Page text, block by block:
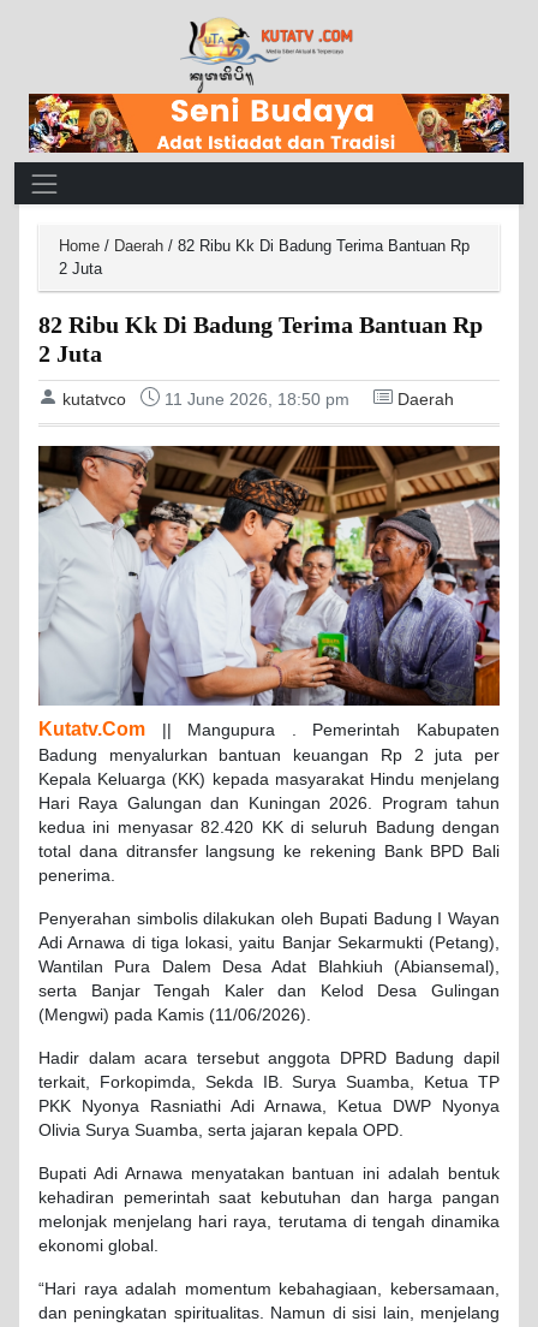
Main Navigation
Home / Daerah / 82 Ribu Kk Di Badung Terima Bantuan Rp
2 Juta
82 Ribu Kk Di Badung Terima Bantuan Rp
2 Juta
kutatvco 11 June 2026, 18:50 pm Daerah
Kutatv.Com
|| Mangupura . Pemerintah Kabupaten
Badung menyalurkan bantuan keuangan Rp 2 juta per
Kepala Keluarga (KK) kepada masyarakat Hindu menjelang
Hari Raya Galungan dan Kuningan 2026. Program tahun
kedua ini menyasar 82.420 KK di seluruh Badung dengan
total dana ditransfer langsung ke rekening Bank BPD Bali
penerima.
Penyerahan simbolis dilakukan oleh Bupati Badung I Wayan
Adi Arnawa di tiga lokasi, yaitu Banjar Sekarmukti (Petang),
Wantilan Pura Dalem Desa Adat Blahkiuh (Abiansemal),
serta Banjar Tengah Kaler dan Kelod Desa Gulingan
(Mengwi) pada Kamis (11/06/2026).
Hadir dalam acara tersebut anggota DPRD Badung dapil
terkait, Forkopimda, Sekda IB. Surya Suamba, Ketua TP
PKK Nyonya Rasniathi Adi Arnawa, Ketua DWP Nyonya
Olivia Surya Suamba, serta jajaran kepala OPD.
Bupati Adi Arnawa menyatakan bantuan ini adalah bentuk
kehadiran pemerintah saat kebutuhan dan harga pangan
melonjak menjelang hari raya, terutama di tengah dinamika
ekonomi global.
“Hari raya adalah momentum kebahagiaan, kebersamaan,
dan peningkatan spiritualitas. Namun di sisi lain, menjelang